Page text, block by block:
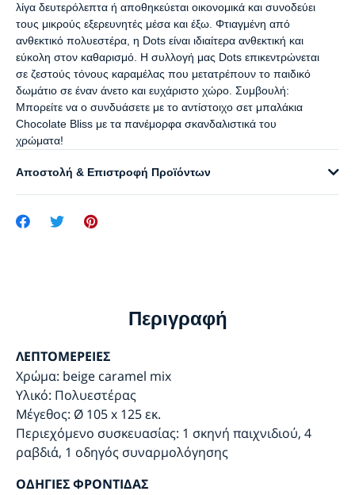
λίγα δευτερόλεπτα ή αποθηκεύεται οικονομικά και συνοδεύει
τους μικρούς εξερευνητές μέσα και έξω. Φτιαγμένη από
ανθεκτικό πολυεστέρα, η Dots είναι ιδιαίτερα ανθεκτική και
εύκολη στον καθαρισμό. Η συλλογή μας Dots επικεντρώνεται
σε ζεστούς τόνους καραμέλας που μετατρέπουν το παιδικό
δωμάτιο σε έναν άνετο και ευχάριστο χώρο. Συμβουλή:
Μπορείτε να ο συνδυάσετε με το αντίστοιχο σετ μπαλάκια
Chocolate Bliss με τα πανέμορφα σκανδαλιστικά του
χρώματα!
Αποστολή & Επιστροφή Προϊόντων
Περιγραφή
ΛΕΠΤΟΜΕΡΕΙΕΣ
Χρώμα: beige caramel mix
Υλικό: Πολυεστέρας
Μέγεθος: Ø 105 x 125 εκ.
Περιεχόμενο συσκευασίας: 1 σκηνή παιχνιδιού, 4
ραβδιά, 1 οδηγός συναρμολόγησης
ΟΔΗΓΙΕΣ ΦΡΟΝΤΙΔΑΣ